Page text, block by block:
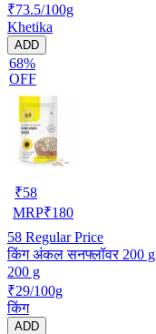
₹73.5/100g
Khetika
ADD
68%
OFF
₹58
MRP₹180
58 Regular Price
किंग अंकल सनफ्लॉवर 200 g
200 g
₹29/100g
किंग
ADD